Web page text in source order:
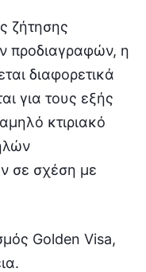
ζήτησης
προδιαγραφών, η
διαφορετικά
για τους εξής
κτιριακό
σε σχέση με
Golden Visa,